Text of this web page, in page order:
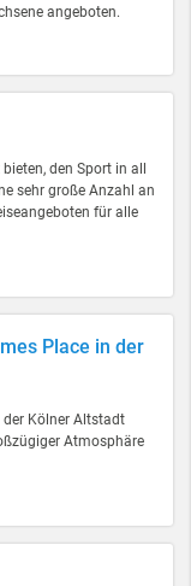
angeboten.
den Sport in all
sehr große Anzahl an
für alle
Place in der
der Kölner Altstadt
Atmosphäre